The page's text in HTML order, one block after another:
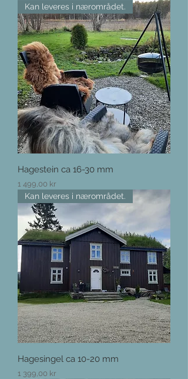
Kan leveres i nærområdet.
Hagestein ca 16-30 mm
Pris
1 499,00 kr
Kan leveres i nærområdet.
Hagesingel ca 10-20 mm
Pris
1 399,00 kr